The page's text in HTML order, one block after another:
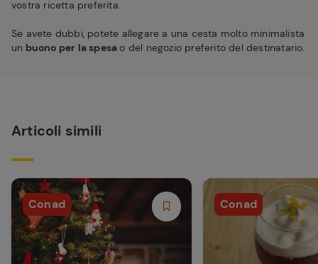
vostra ricetta preferita.
Se avete dubbi, potete allegare a una cesta molto minimalista
un buono per la spesao del negozio preferito del destinatario.
Articoli simili
Conad Conad